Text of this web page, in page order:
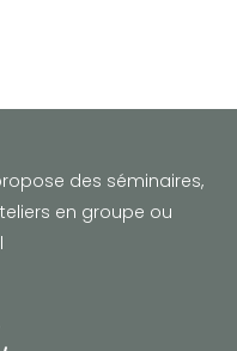
des séminaires,
en groupe ou